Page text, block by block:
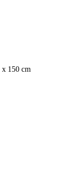
x 150 cm